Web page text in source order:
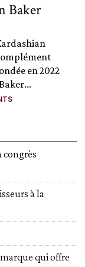
Baker
en 2022
à la
qui offre